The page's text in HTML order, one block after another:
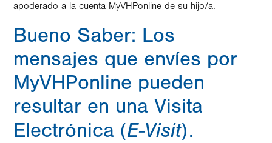
apoderado a la cuenta MyVHPonline de su hijo/a.
Bueno Saber: Los
mensajes que envíes por
MyVHPonline pueden
resultar en una Visita
Electrónica (E-Visit).